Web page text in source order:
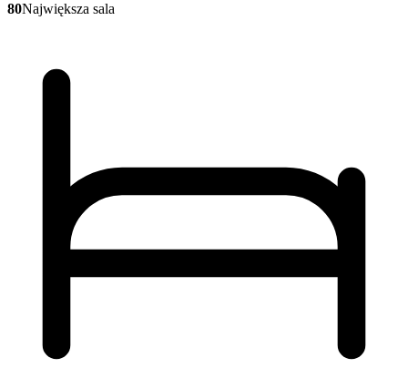
80Największa sala